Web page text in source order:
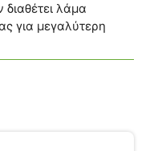
λάμα
για μεγαλύτερη